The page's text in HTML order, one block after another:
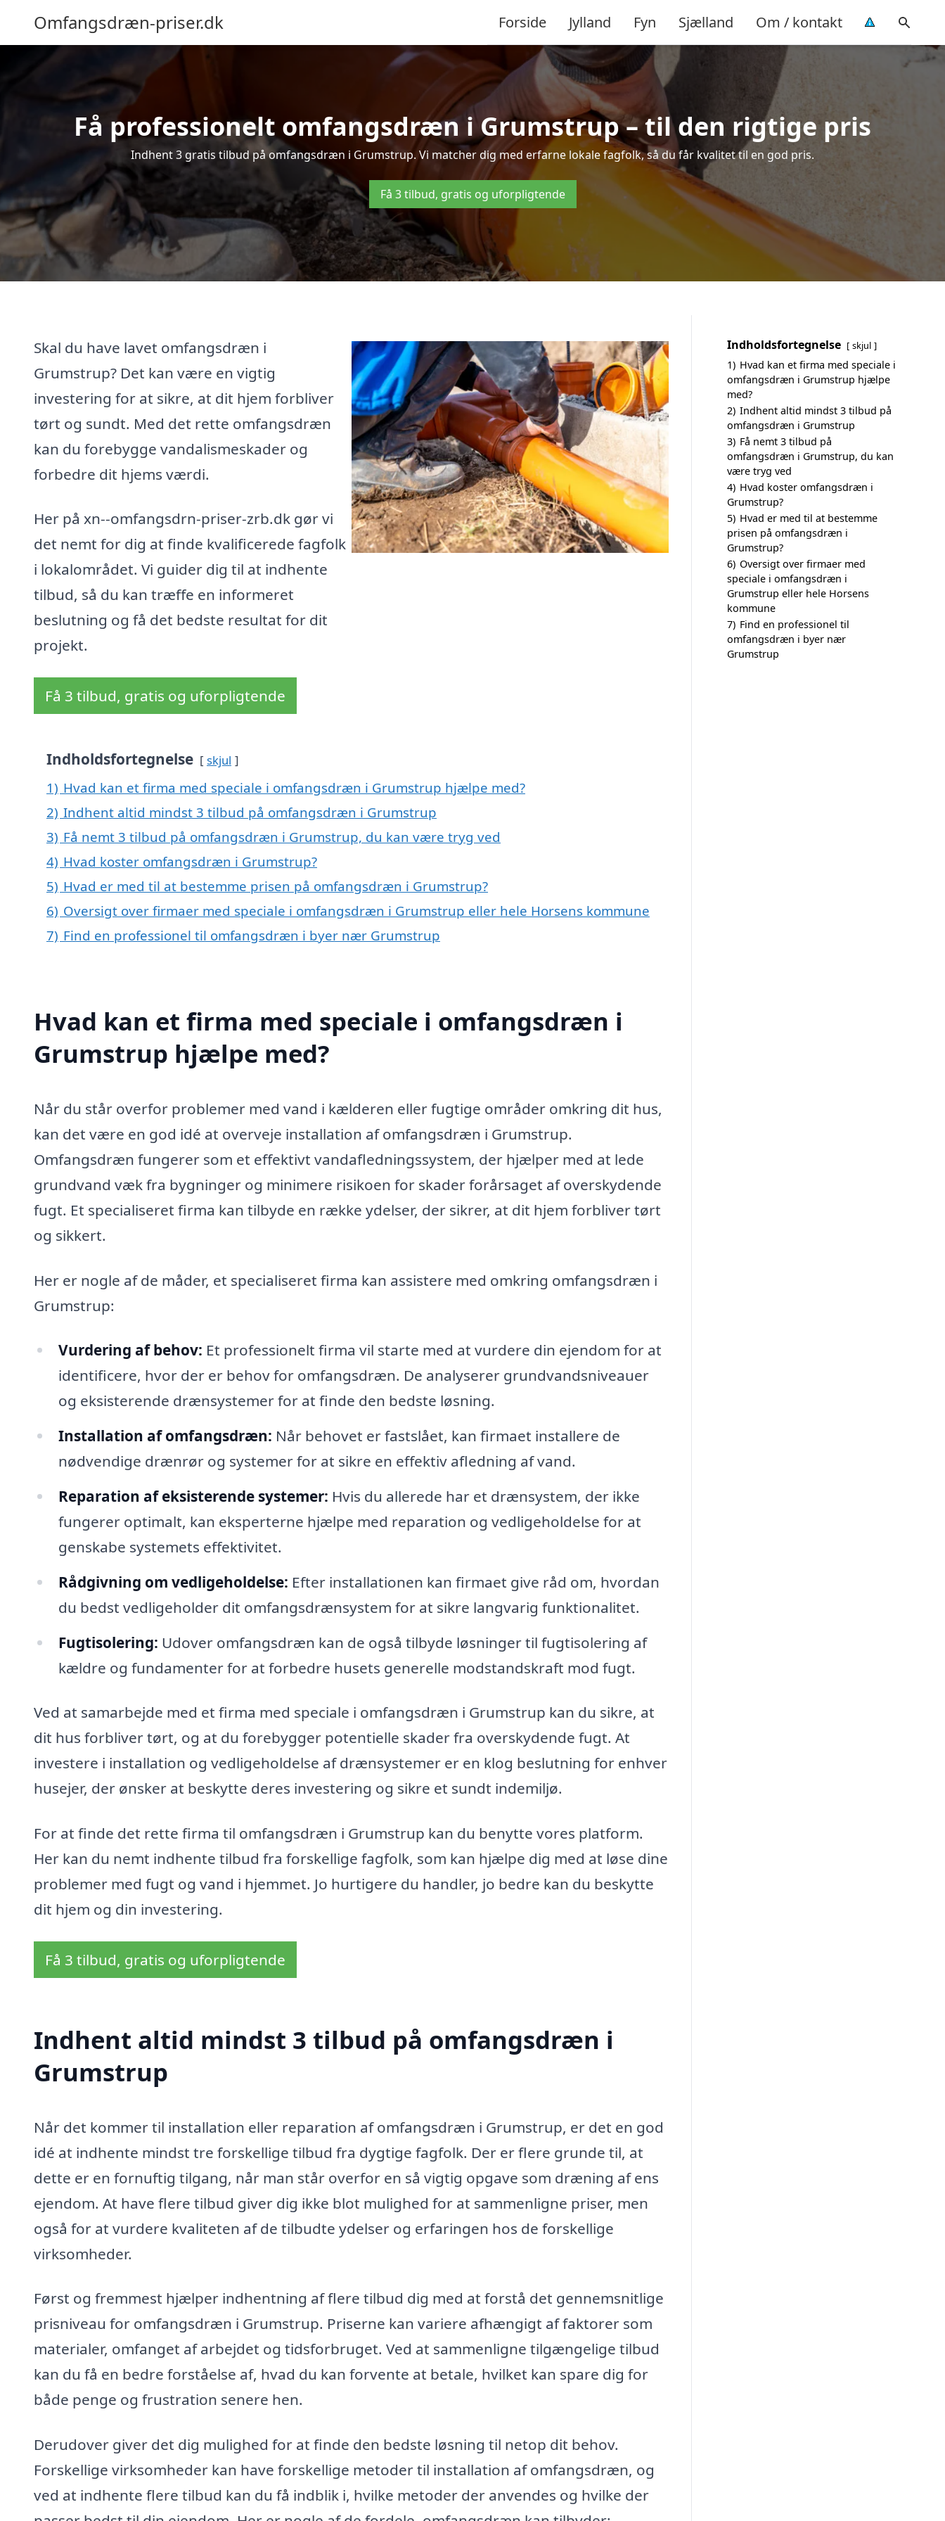
Omfangsdræn-priser.dk Forside Jylland Fyn Sjælland Om / kontakt
Få professionelt omfangsdræn i Grumstrup – til den rigtige pris
Indhent 3 gratis tilbud på omfangsdræn i Grumstrup. Vi matcher dig med erfarne lokale fagfolk, så du får kvalitet til en god pris.
Få 3 tilbud, gratis og uforpligtende
Skal du have lavet omfangsdræn i
Grumstrup? Det kan være en vigtig
investering for at sikre, at dit hjem forbliver
tørt og sundt. Med det rette omfangsdræn
kan du forebygge vandalismeskader og
forbedre dit hjems værdi.
Her på xn--omfangsdrn-priser-zrb.dk gør vi
det nemt for dig at finde kvalificerede fagfolk
i lokalområdet. Vi guider dig til at indhente
tilbud, så du kan træffe en informeret
beslutning og få det bedste resultat for dit
projekt.
Få 3 tilbud, gratis og uforpligtende
Indholdsfortegnelse skjul
1) Hvad kan et firma med speciale i omfangsdræn i Grumstrup hjælpe med?
2) Indhent altid mindst 3 tilbud på omfangsdræn i Grumstrup
3) Få nemt 3 tilbud på omfangsdræn i Grumstrup, du kan være tryg ved
4) Hvad koster omfangsdræn i Grumstrup?
5) Hvad er med til at bestemme prisen på omfangsdræn i Grumstrup?
6) Oversigt over firmaer med speciale i omfangsdræn i Grumstrup eller hele Horsens kommune
7) Find en professionel til omfangsdræn i byer nær Grumstrup
Hvad kan et firma med speciale i omfangsdræn i
Grumstrup hjælpe med?
Når du står overfor problemer med vand i kælderen eller fugtige områder omkring dit hus,
kan det være en god idé at overveje installation af omfangsdræn i Grumstrup.
Omfangsdræn fungerer som et effektivt vandafledningssystem, der hjælper med at lede
grundvand væk fra bygninger og minimere risikoen for skader forårsaget af overskydende
fugt. Et specialiseret firma kan tilbyde en række ydelser, der sikrer, at dit hjem forbliver tørt
og sikkert.
Her er nogle af de måder, et specialiseret firma kan assistere med omkring omfangsdræn i
Grumstrup:
Vurdering af behov: Et professionelt firma vil starte med at vurdere din ejendom for at
identificere, hvor der er behov for omfangsdræn. De analyserer grundvandsniveauer
og eksisterende drænsystemer for at finde den bedste løsning.
Installation af omfangsdræn: Når behovet er fastslået, kan firmaet installere de
nødvendige drænrør og systemer for at sikre en effektiv afledning af vand.
Reparation af eksisterende systemer: Hvis du allerede har et drænsystem, der ikke
fungerer optimalt, kan eksperterne hjælpe med reparation og vedligeholdelse for at
genskabe systemets effektivitet.
Rådgivning om vedligeholdelse: Efter installationen kan firmaet give råd om, hvordan
du bedst vedligeholder dit omfangsdrænsystem for at sikre langvarig funktionalitet.
Fugtisolering: Udover omfangsdræn kan de også tilbyde løsninger til fugtisolering af
kældre og fundamenter for at forbedre husets generelle modstandskraft mod fugt.
Ved at samarbejde med et firma med speciale i omfangsdræn i Grumstrup kan du sikre, at
dit hus forbliver tørt, og at du forebygger potentielle skader fra overskydende fugt. At
investere i installation og vedligeholdelse af drænsystemer er en klog beslutning for enhver
husejer, der ønsker at beskytte deres investering og sikre et sundt indemiljø.
For at finde det rette firma til omfangsdræn i Grumstrup kan du benytte vores platform.
Her kan du nemt indhente tilbud fra forskellige fagfolk, som kan hjælpe dig med at løse dine
problemer med fugt og vand i hjemmet. Jo hurtigere du handler, jo bedre kan du beskytte
dit hjem og din investering.
Få 3 tilbud, gratis og uforpligtende
Indhent altid mindst 3 tilbud på omfangsdræn i
Grumstrup
Når det kommer til installation eller reparation af omfangsdræn i Grumstrup, er det en god
idé at indhente mindst tre forskellige tilbud fra dygtige fagfolk. Der er flere grunde til, at
dette er en fornuftig tilgang, når man står overfor en så vigtig opgave som dræning af ens
ejendom. At have flere tilbud giver dig ikke blot mulighed for at sammenligne priser, men
også for at vurdere kvaliteten af de tilbudte ydelser og erfaringen hos de forskellige
virksomheder.
Først og fremmest hjælper indhentning af flere tilbud dig med at forstå det gennemsnitlige
prisniveau for omfangsdræn i Grumstrup. Priserne kan variere afhængigt af faktorer som
materialer, omfanget af arbejdet og tidsforbruget. Ved at sammenligne tilgængelige tilbud
kan du få en bedre forståelse af, hvad du kan forvente at betale, hvilket kan spare dig for
både penge og frustration senere hen.
Derudover giver det dig mulighed for at finde den bedste løsning til netop dit behov.
Forskellige virksomheder kan have forskellige metoder til installation af omfangsdræn, og
ved at indhente flere tilbud kan du få indblik i, hvilke metoder der anvendes og hvilke der
Indholdsfortegnelse skjul
1) Hvad kan et firma med speciale i
omfangsdræn i Grumstrup hjælpe
med?
2) Indhent altid mindst 3 tilbud på
omfangsdræn i Grumstrup
3) Få nemt 3 tilbud på
omfangsdræn i Grumstrup, du kan
være tryg ved
4) Hvad koster omfangsdræn i
Grumstrup?
5) Hvad er med til at bestemme
prisen på omfangsdræn i
Grumstrup?
6) Oversigt over firmaer med
speciale i omfangsdræn i
Grumstrup eller hele Horsens
kommune
7) Find en professionel til
omfangsdræn i byer nær
Grumstrup